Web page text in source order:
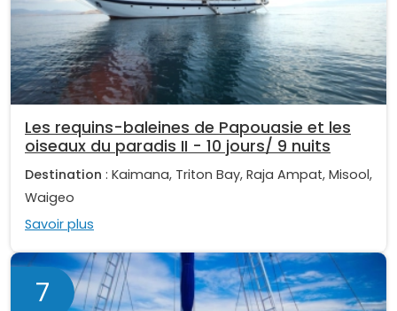
Les requins-baleines de Papouasie et les
oiseaux du paradis II - 10 jours/ 9 nuits
Destination : Kaimana, Triton Bay, Raja Ampat, Misool,
Waigeo
Savoir plus
7